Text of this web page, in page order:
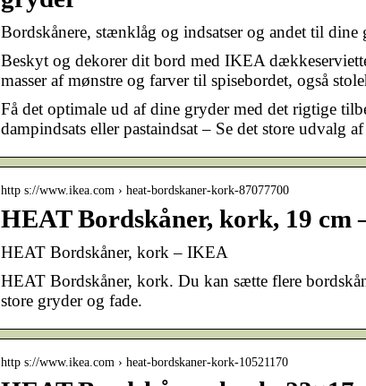
Bordskånere, stænklåg og indsatser og andet til
Beskyt og dekorer dit bord med IKEA
masser af mønstre og farver til spisebordet, også
Få det optimale ud af dine gryder med det rigtige
dampindsats eller pastaindsat – Se det store udvalg
http s://www.ikea.com › heat-bordskaner-kork-87077700
HEAT Bordskåner, kork, 19 cm
HEAT Bordskåner, kork – IKEA
HEAT Bordskåner, kork. Du kan sætte flere
store gryder og fade.
http s://www.ikea.com › heat-bordskaner-kork-10521170